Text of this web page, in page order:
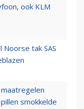
ook KLM
Noorse tak SAS
smokkelde